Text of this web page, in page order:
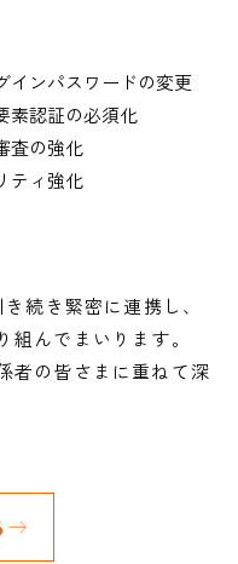
インパスワードの変更
素認証の必須化
査の強化
ティ強化
続き緊密に連携し、
んでまいります。
者の皆さまに重ねて深